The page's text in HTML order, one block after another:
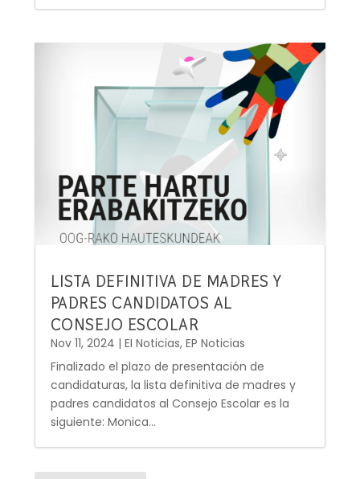
LISTA DEFINITIVA DE MADRES Y
PADRES CANDIDATOS AL
CONSEJO ESCOLAR
Nov 11, 2024 | EI Noticias, EP Noticias
Finalizado el plazo de presentación de
candidaturas, la lista definitiva de madres y
padres candidatos al Consejo Escolar es la
siguiente: Monica...